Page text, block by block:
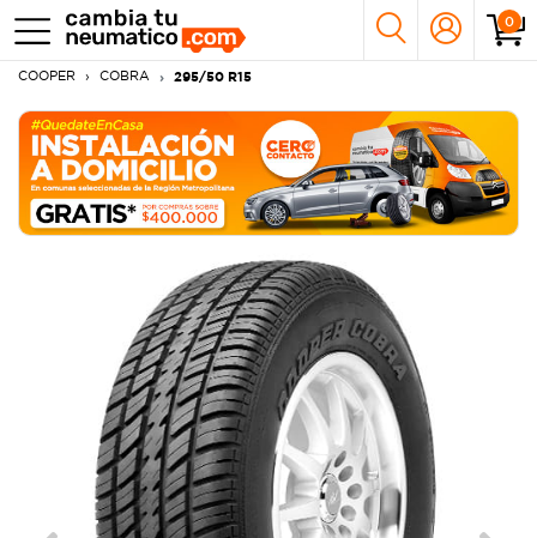
0
COOPER COBRA 295/50 R15